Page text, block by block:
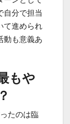
自分で担当
て進められ
動も意義あ
もや
たのは臨